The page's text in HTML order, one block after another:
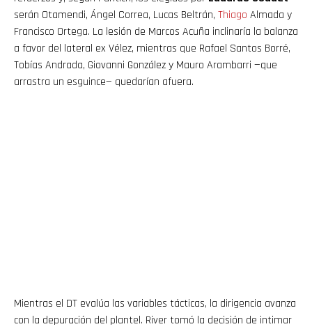
serán Otamendi, Ángel Correa, Lucas Beltrán, Thiago Almada y
Francisco Ortega. La lesión de Marcos Acuña inclinaría la balanza
a favor del lateral ex Vélez, mientras que Rafael Santos Borré,
Tobías Andrada, Giovanni González y Mauro Arambarri —que
arrastra un esguince— quedarían afuera.
Mientras el DT evalúa las variables tácticas, la dirigencia avanza
con la depuración del plantel. River tomó la decisión de intimar